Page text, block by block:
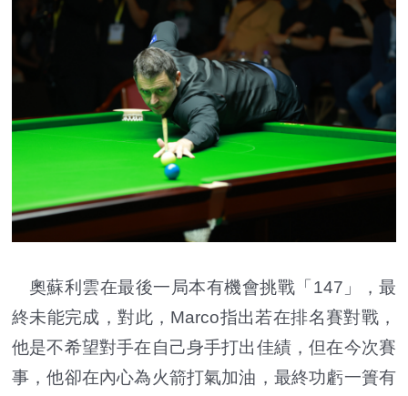
奧蘇利雲在最後一局本有機會挑戰「147」，最
終未能完成，對此，Marco指出若在排名賽對戰，
他是不希望對手在自己身手打出佳績，但在今次賽
事，他卻在內心為火箭打氣加油，最終功虧一簣有